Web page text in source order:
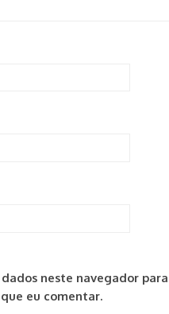
neste navegador
eu comentar.